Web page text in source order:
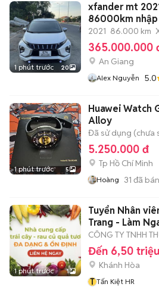
1 phút trước 20
xfander mt
86000km
2021 86.000 km
365.000.000
An Giang
Alex Nguyễn 5.0
1 phút trước 5
Huawei Watch
Alloy
Đã sử dụng (chưa
5.250.000 đ
Tp Hồ Chí Minh
Hoàng 31 đã bán
1 phút trước 1
Tuyển Nhân
Trang - Làm
CÔNG TY TNHH
Đến 6,50
Khánh Hòa
T Tấn Kiệt HR